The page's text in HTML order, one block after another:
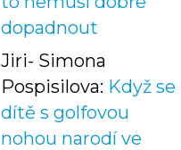
dopadnout
Jiri- Simona
Pospisilova: Když se
dítě s golfovou
nohou narodí ve